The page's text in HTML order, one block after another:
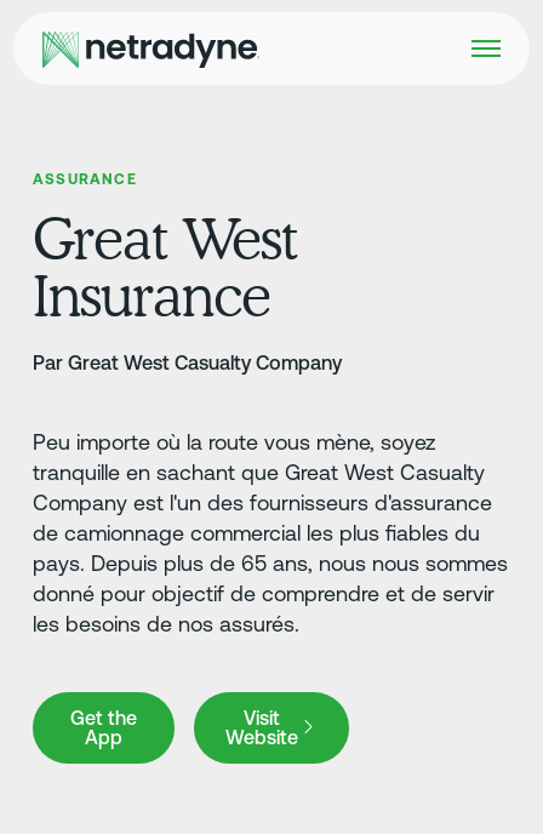
ASSURANCE
Great West
Insurance
Par Great West Casualty Company
Peu importe où la route vous mène, soyez
tranquille en sachant que Great West Casualty
Company est l'un des fournisseurs d'assurance
de camionnage commercial les plus fiables du
pays. Depuis plus de 65 ans, nous nous sommes
donné pour objectif de comprendre et de servir
les besoins de nos assurés.
Get the
App
Get the App
Visit
Website
Visit Website